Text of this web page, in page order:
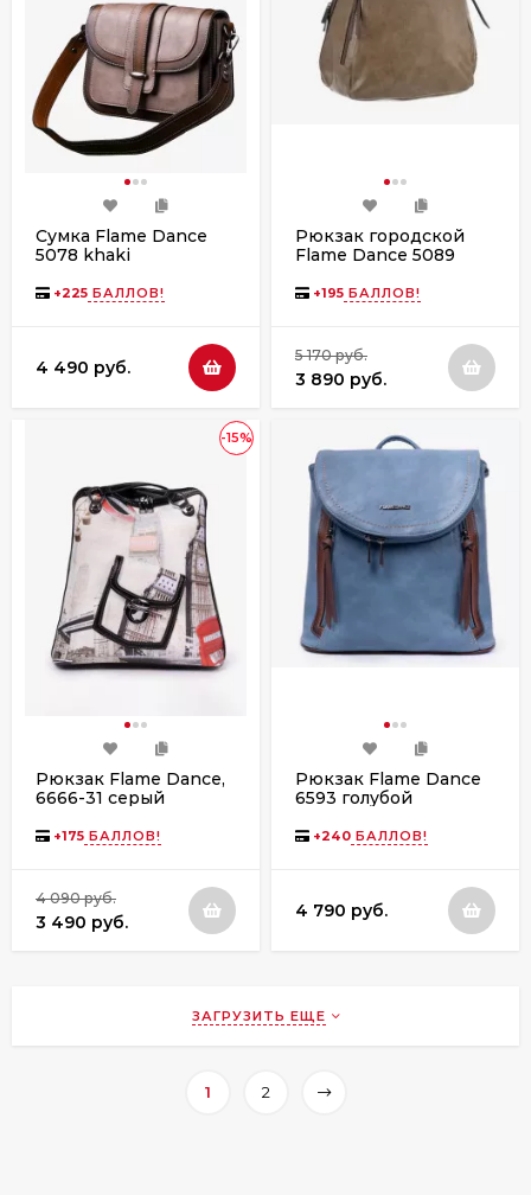
Сумка Flame Dance
5078 khaki
+225 БАЛЛОВ!
4 490 руб.
Рюкзак городской
Flame Dance 5089
+195 БАЛЛОВ!
5 170 руб.
3 890 руб.
-15%
Рюкзак Flame Dance,
6666-31 серый
+175 БАЛЛОВ!
4 090 руб.
3 490 руб.
Рюкзак Flame Dance
6593 голубой
+240 БАЛЛОВ!
4 790 руб.
ЗАГРУЗИТЬ ЕЩЕ
1 2